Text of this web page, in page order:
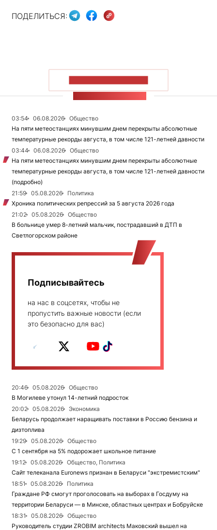
ПОДЕЛИТЬСЯ:
03:54 06.08.2026
Общество
На пяти метеостанциях минувшим днем перекрыты абсолютные
температурные рекорды августа, в том числе 121-летней давности
03:44
06.08.2026
Общество
На пяти метеостанциях минувшим днем перекрыты абсолютные
температурные рекорды августа, в том числе 121-летней давности
(подробно)
21:59
05.08.2026
Политика
Хроника политических репрессий за 5 августа 2026 года
21:02
05.08.2026
Общество
В больнице умер 8-летний мальчик, пострадавший в ДТП в
Светлогорском районе
Подписывайтесь
на нас в соцсетях, чтобы не
пропустить важные новости (если
это безопасно для вас)
20:46 05.08.2026
Общество
В Могилеве утонул 14-летний подросток
20:02
05.08.2026
Экономика
Беларусь продолжает наращивать поставки в Россию бензина и
дизтоплива
19:29
05.08.2026
Общество
С 1 сентября на 5% подорожает школьное питание
19:12
05.08.2026
Общество, Политика
Сайт телеканала Euronews признан в Беларуси "экстремистским"
18:51
05.08.2026
Политика
Граждане РФ смогут проголосовать на выборах в Госдуму на
территории Беларуси — в Минске, областных центрах и Бобруйске
18:31
05.08.2026
Общество
Руководитель студии ZROBIM architects Маковский вышел на